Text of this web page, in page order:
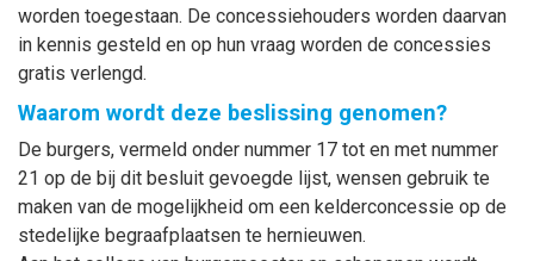
worden toegestaan. De concessiehouders worden daarvan
in kennis gesteld en op hun vraag worden de concessies
gratis verlengd.
Waarom wordt deze beslissing genomen?
De burgers, vermeld onder nummer 17 tot en met nummer
21 op de bij dit besluit gevoegde lijst, wensen gebruik te
maken van de mogelijkheid om een kelderconcessie op de
stedelijke begraafplaatsen te hernieuwen.